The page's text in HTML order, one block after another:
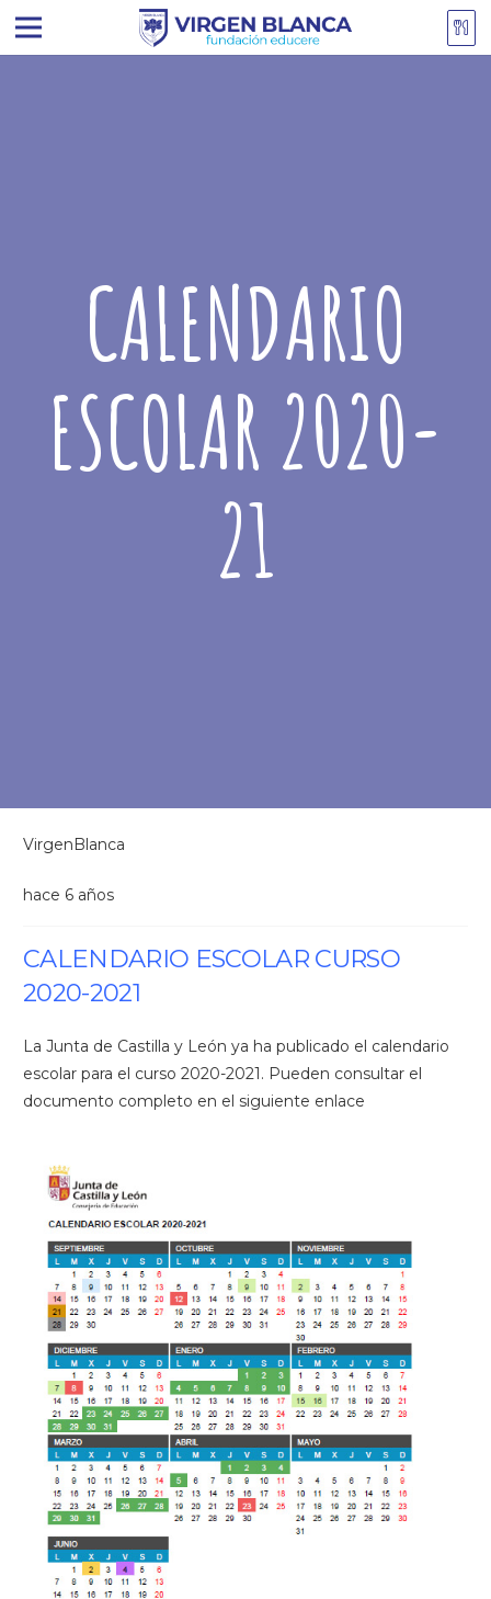
CALENDARIO
ESCOLAR 2020-
21
VirgenBlanca
hace 6 años
CALENDARIO ESCOLAR CURSO
2020-2021
La Junta de Castilla y León ya ha publicado el calendario
escolar para el curso 2020-2021. Pueden consultar el
documento completo en el siguiente enlace